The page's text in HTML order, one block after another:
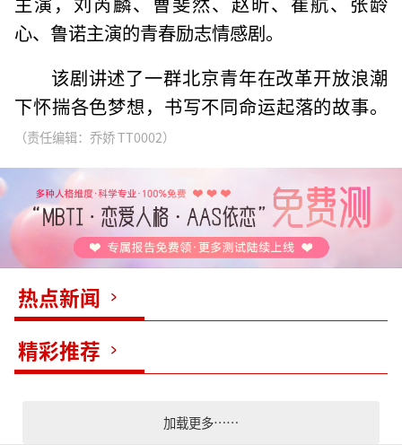
心、鲁诺主演的青春励志情感剧。
该剧讲述了一群北京青年在改革开放浪潮
下怀揣各色梦想，书写不同命运起落的故事。
（责任编辑：乔娇 TT0002）
热点新闻
精彩推荐
加载更多……